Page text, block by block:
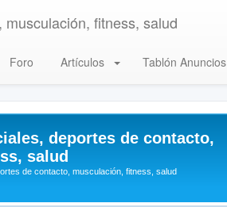
fitness, salud
Foro Artículos Tablón Anuncios
deportes de contacto,
salud
de contacto, musculación, fitness, salud